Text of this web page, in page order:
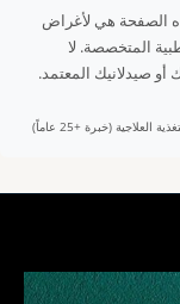
الصفحة هي لأغراض
المتخصصة. لا
صيدلانيك المعتمد.
(خبرة +25 عاماً)